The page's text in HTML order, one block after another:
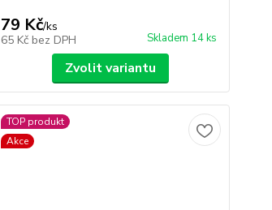
79 Kč/ks
65 Kč bez DPH Skladem 14 ks
Zvolit variantu
TOP produkt
Akce